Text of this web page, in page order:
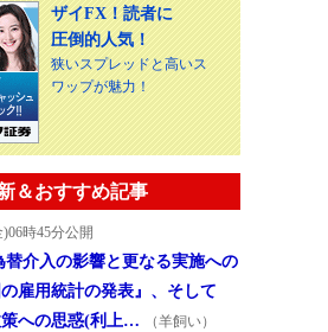
ザイFX！読者に
圧倒的人気！
狭いスプレッドと高いス
ワップが魅力！
＆おすすめ記事
時45分公開
替介入の影響と更なる実施への
雇用統計の発表』、そして
策への思惑(利上…
（羊飼い）